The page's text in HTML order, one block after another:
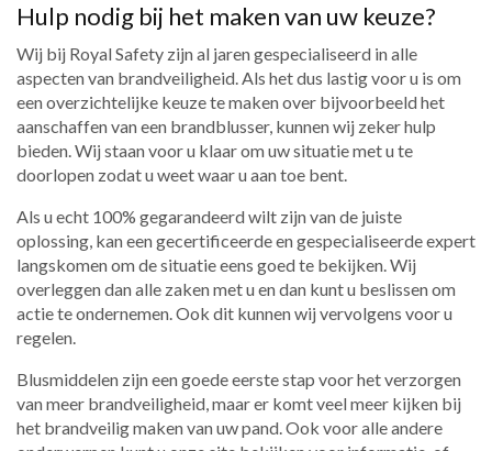
Hulp nodig bij het maken van uw keuze?
Wij bij Royal Safety zijn al jaren gespecialiseerd in alle
aspecten van brandveiligheid. Als het dus lastig voor u is om
een overzichtelijke keuze te maken over bijvoorbeeld het
aanschaffen van een brandblusser, kunnen wij zeker hulp
bieden. Wij staan voor u klaar om uw situatie met u te
doorlopen zodat u weet waar u aan toe bent.
Als u echt 100% gegarandeerd wilt zijn van de juiste
oplossing, kan een gecertificeerde en gespecialiseerde expert
langskomen om de situatie eens goed te bekijken. Wij
overleggen dan alle zaken met u en dan kunt u beslissen om
actie te ondernemen. Ook dit kunnen wij vervolgens voor u
regelen.
Blusmiddelen zijn een goede eerste stap voor het verzorgen
van meer brandveiligheid, maar er komt veel meer kijken bij
het brandveilig maken van uw pand. Ook voor alle andere